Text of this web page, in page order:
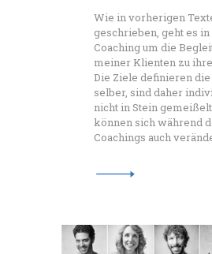
Wie in vorherigen
geschrieben, geht es
Coaching um die
meiner Klienten zu
Die Ziele definieren
selber, sind daher
nicht in Stein
können sich während
Coachings auch